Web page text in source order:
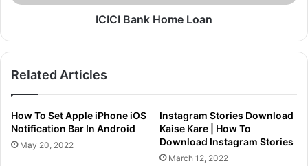
ICICI Bank Home Loan
Related Articles
How To Set Apple iPhone iOS
Notification Bar In Android
May 20, 2022
Instagram Stories Download
Kaise Kare | How To
Download Instagram Stories
March 12, 2022